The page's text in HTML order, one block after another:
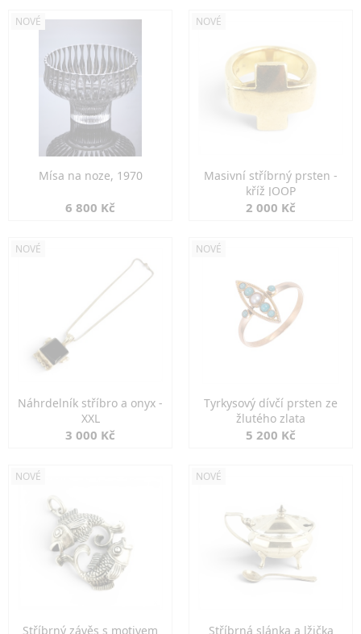
NOVÉ
Mísa na noze, 1970
6 800 Kč
NOVÉ
Masivní stříbrný prsten -
kříž JOOP
2 000 Kč
NOVÉ
Náhrdelník stříbro a onyx -
XXL
3 000 Kč
NOVÉ
Tyrkysový dívčí prsten ze
žlutého zlata
5 200 Kč
NOVÉ
Stříbrný závěs s motivem
NOVÉ
Stříbrná slánka a lžička